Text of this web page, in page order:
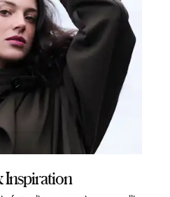
Inspiration